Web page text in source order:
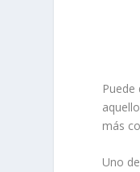
más
Uno